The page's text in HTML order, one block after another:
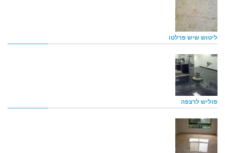
ליטוש שיש פרלטו
פוליש לרצפה